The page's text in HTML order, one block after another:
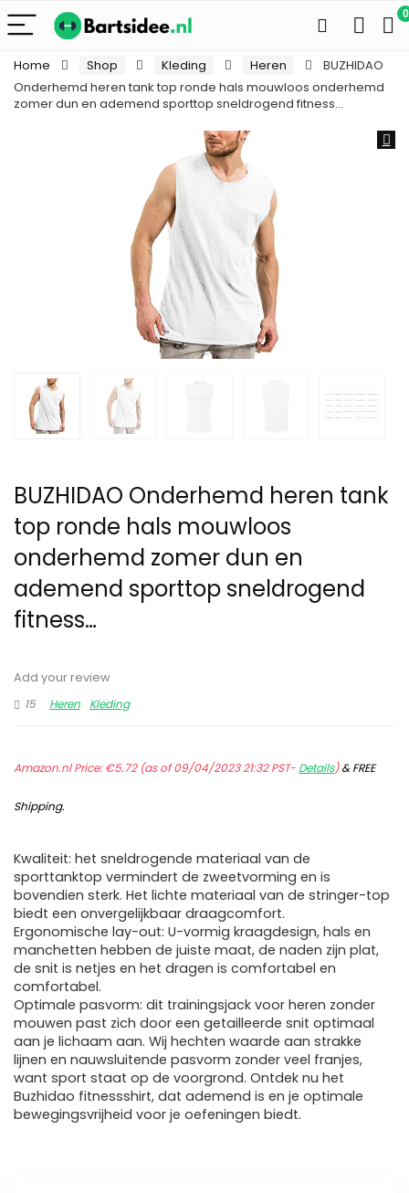
0
Home Shop Kleding Heren
BUZHIDAO
Onderhemd heren tank top ronde hals mouwloos onderhemd
zomer dun en ademend sporttop sneldrogend fitness…
BUZHIDAO Onderhemd heren tank
top ronde hals mouwloos
onderhemd zomer dun en
ademend sporttop sneldrogend
fitness…
Add your review
15
Heren Kleding
Amazon.nl Price:€5.72(as of 09/04/2023 21:32 PST- Details)&FREE
Shipping.
Kwaliteit: het sneldrogende materiaal van de
sporttanktop vermindert de zweetvorming en is
bovendien sterk. Het lichte materiaal van de stringer-top
biedt een onvergelijkbaar draagcomfort.
Ergonomische lay-out: U-vormig kraagdesign, hals en
manchetten hebben de juiste maat, de naden zijn plat,
de snit is netjes en het dragen is comfortabel en
comfortabel.
Optimale pasvorm: dit trainingsjack voor heren zonder
mouwen past zich door een getailleerde snit optimaal
aan je lichaam aan. Wij hechten waarde aan strakke
lijnen en nauwsluitende pasvorm zonder veel franjes,
want sport staat op de voorgrond. Ontdek nu het
Buzhidao fitnessshirt, dat ademend is en je optimale
bewegingsvrijheid voor je oefeningen biedt.